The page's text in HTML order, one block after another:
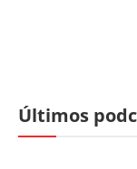
Últimos